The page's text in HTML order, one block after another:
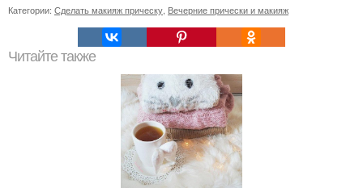
Категории: Сделать макияж прическу Вечерние прически и макияж
Читайте также